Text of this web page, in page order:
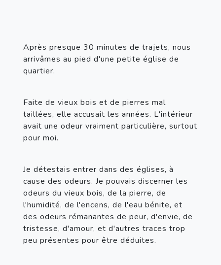
Après presque 30 minutes de trajets, nous
arrivâmes au pied d'une petite église de
quartier.
Faite de vieux bois et de pierres mal
taillées, elle accusait les années. L'intérieur
avait une odeur vraiment particulière, surtout
pour moi.
Je détestais entrer dans des églises, à
cause des odeurs. Je pouvais discerner les
odeurs du vieux bois, de la pierre, de
l'humidité, de l'encens, de l'eau bénite, et
des odeurs rémanantes de peur, d'envie, de
tristesse, d'amour, et d'autres traces trop
peu présentes pour être déduites.